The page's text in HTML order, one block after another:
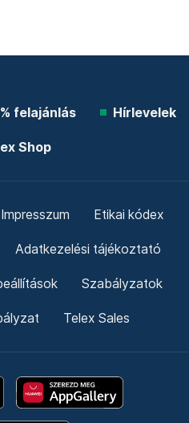
felajánlás Hírlevelek
Shop
Impresszum Etikai kódex
Adatkezelési tájékoztató
Szabályzatok
Telex Sales